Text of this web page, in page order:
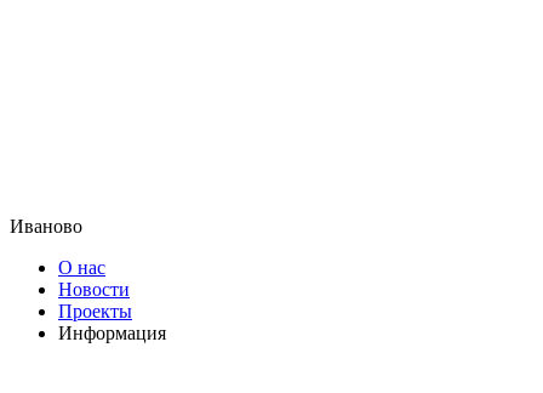
Иваново
О нас
Новости
Проекты
Информация